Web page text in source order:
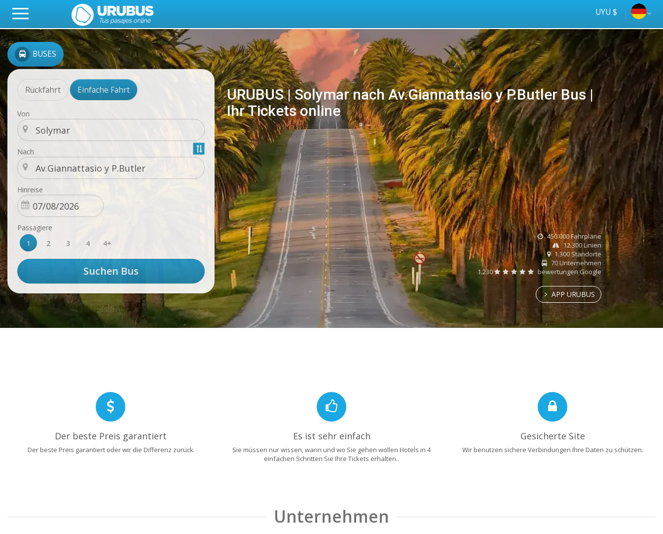
UYU $
BUSES
Rückfahrt Einfache Fahrt
Von
Nach
Hinreise
Passagiere
1
2 3 4 4+
URUBUS | Solymar nach Av.Giannattasio y P.Butler Bus |
Ihr Tickets online
online
Tus
ómnibus
450.000 Fahrpläne
12.300 Linien
1.300 Standorte
70 Unternehmen
1.230
bewertungen Google
APP URUBUS
Der beste Preis garantiert
Der beste Preis garantiert oder wir die Differenz zurück
Es ist sehr einfach
Sie müssen nur wissen, wann und wo Sie gehen wollen Hotels in 4
einfachen Schritten Sie Ihre Tickets erhalten..
Gesicherte Site
Wir benutzen sichere Verbindungen Ihre Daten zu schützen.
Unternehmen